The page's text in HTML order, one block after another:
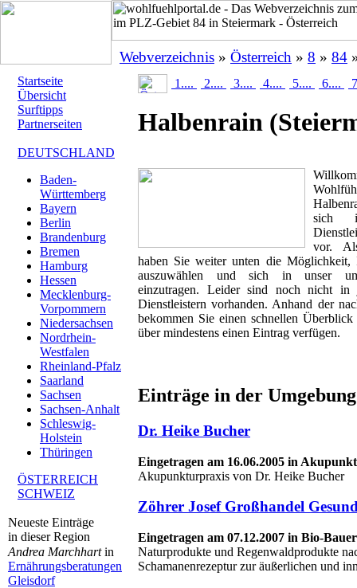
Webverzeichnis » Österreich » 8 » 84
Startseite
Übersicht
Surftipps
Partnerseiten
DEUTSCHLAND
Baden-
Württemberg
Bayern
Berlin
Brandenburg
Bremen
Hamburg
Hessen
Mecklenburg-
Vorpommern
Niedersachsen
Nordrhein-
Westfalen
Rheinland-Pfalz
Saarland
Sachsen
Sachsen-Anhalt
Schleswig-
Holstein
Thüringen
ÖSTERREICH
SCHWEIZ
Neueste Einträge
in dieser Region
Andrea Marchhartin
Ernährungsberatungen
Gleisdorf
1.... 2.... 3.... 4.... 5.... 6....
Halbenrain
sich
vor.
haben Sie weiter unten die Möglichkeit,
auszuwählen und sich in unser
einzutragen. Leider sind noch nicht in
Dienstleistern vorhanden. Anhand der
bekommen Sie einen schnellen
über mindestens einen Eintrag verfügen.
Einträge in der
Dr. Heike Bucher
Eingetragen am 16.06.2005 in
Akupunkturpraxis von Dr. Heike Bucher
Zöhrer Josef Großhandel
Eingetragen am 07.12.2007 in Bio-
Naturprodukte und Regenwaldprodukte
Schamanenrezeptur zur äußerlichen und